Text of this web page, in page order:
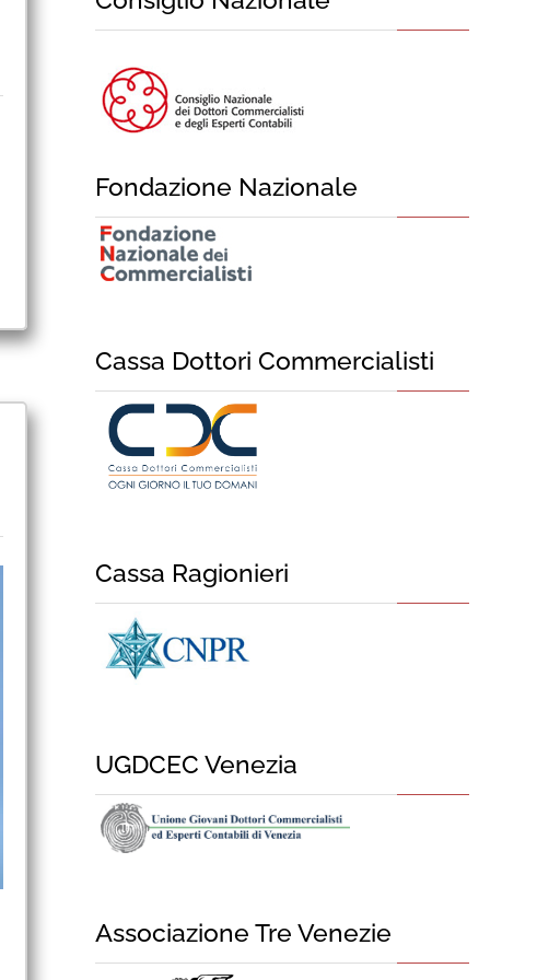
Fondazione Nazionale
Cassa Dottori Commercialisti
Cassa Ragionieri
UGDCEC Venezia
Associazione Tre Venezie